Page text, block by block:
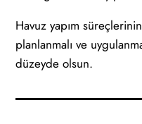
Havuz yapım
planlanmalı ve
düzeyde olsun.